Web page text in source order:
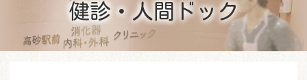
健診・人間ドック